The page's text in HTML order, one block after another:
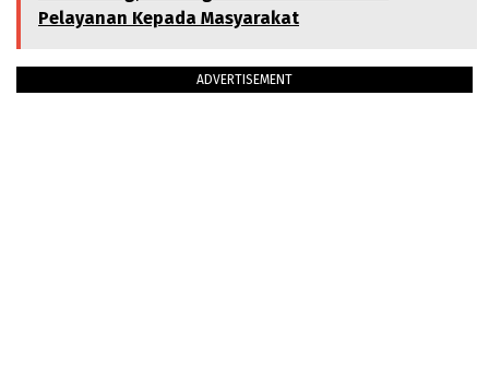
Pelayanan Kepada Masyarakat
ADVERTISEMENT